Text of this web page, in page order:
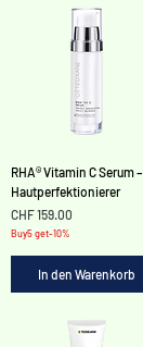
RHA® Vitamin C Serum –
Hautperfektionierer
Preis
CHF 159.00
Buy5 get-10%
In den Warenkorb